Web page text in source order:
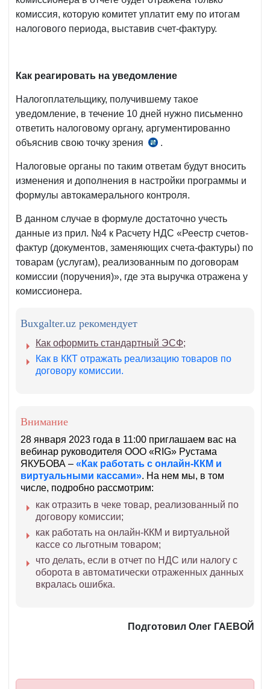
комиссия, которую комитет уплатит ему по итогам
налогового периода, выставив счет-фактуру.
Как реагировать на уведомление
Налогоплательщику, получившему такое
уведомление, в течение 10 дней нужно письменно
ответить налоговому органу, аргументированно
объяснив свою точку зрения
ч.
138
.
Налоговые органы по таким ответам будут вносить
изменения и дополнения в настройки программы и
формулы автокамерального контроля.
В данном случае в формуле достаточно учесть
данные из прил. №4 к Расчету НДС «Реестр счетов-
фактур (документов, заменяющих счета-фактуры) по
товарам (услугам), реализованным по договорам
комиссии (поручения)», где эта выручка отражена у
комиссионера.
Buxgalter.uz рекомендует
Как оформить стандартный ЭСФ;
Как в ККТ отражать реализацию товаров по
договору комиссии.
Внимание
28 января 2023 года в 11:00 приглашаем вас на
вебинар руководителя ООО «RIG» Рустама
ЯКУБОВА – «Как работать с онлайн-ККМ и
виртуальными кассами». На нем мы, в том
числе, подробно рассмотрим:
как отразить в чеке товар, реализованный по
договору комиссии;
как работать на онлайн-ККМ и виртуальной
кассе со льготным товаром;
что делать, если в отчет по НДС или налогу с
оборота в автоматически отраженных данных
вкралась ошибка.
Подготовил Олег ГАЕВОЙ